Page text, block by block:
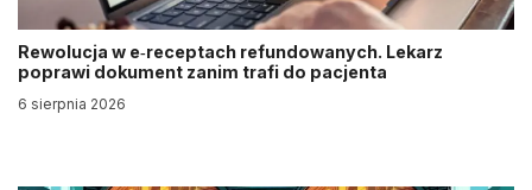
Rewolucja w e‑receptach refundowanych. Lekarz
poprawi dokument zanim trafi do pacjenta
6 sierpnia 2026